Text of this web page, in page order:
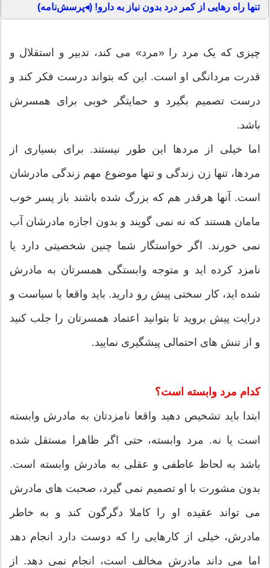
تنها راه رهایی از کمر درد بدون نیاز به دارو! (◂پرسش‌نامه)
چیزی که یک مرد را «مرد» می کند، تدبیر و استقلال و
قدرت مردانگی او است. این که بتواند درست فکر کند و
درست تصمیم بگیرد و حمایتگر خوبی برای همسرش
باشد.
اما خیلی از مردها این طور نیستند. برای بسیاری از
مردها، تنها زن زندگی و تنها موضوع مهم زندگی مادرشان
است. آنها هرقدر هم که بزرگ شده باشند باز پسر خوب
مامان هستند که نه نمی گویند و بدون اجازه مادرشان آب
نمی خورند. اگر خواستگار شما چنین شخصیتی دارد یا
نامزد کرده اید و متوجه وابستگی همسرتان به مادرش
شده اید، کار سختی پیش رو دارید. باید واقعا با سیاست و
درایت پیش بروید تا بتوانید اعتماد همسرتان را جلب کنید
و از تنش های احتمالی پیشگیری نمایید.
کدام مرد وابسته است؟
ابتدا باید تشخیص دهید واقعا نامزدتان به مادرش وابسته
است یا نه. مرد وابسته، حتی اگر ظاهرا مستقل شده
باشد به لحاظ عاطفی و عقلی به مادرش وابسته است.
بدون مشورت با او تصمیم نمی گیرد، صحبت های مادرش
می تواند عقیده او را کاملا دگرگون کند و به خاطر
مادرش، خیلی از کارهایی را که دوست دارد انجام دهد
اما می داند مادرش مخالف است، انجام نمی دهد. از